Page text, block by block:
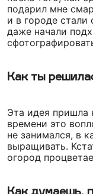
подарил мне
и в городе стали
даже начали
Как ты
Эта идея пришла
времени это
не занимался, в
выращивать.
огород